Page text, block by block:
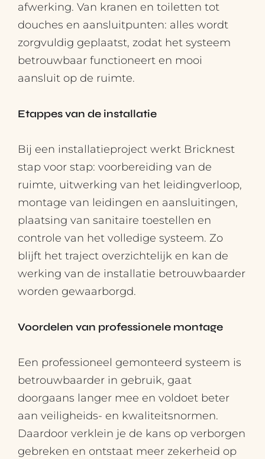
afwerking. Van kranen en toiletten tot
douches en aansluitpunten: alles wordt
zorgvuldig geplaatst, zodat het systeem
betrouwbaar functioneert en mooi
aansluit op de ruimte.
Etappes van de installatie
Bij een installatieproject werkt Bricknest
stap voor stap: voorbereiding van de
ruimte, uitwerking van het leidingverloop,
montage van leidingen en aansluitingen,
plaatsing van sanitaire toestellen en
controle van het volledige systeem. Zo
blijft het traject overzichtelijk en kan de
werking van de installatie betrouwbaarder
worden gewaarborgd.
Voordelen van professionele montage
Een professioneel gemonteerd systeem is
betrouwbaarder in gebruik, gaat
doorgaans langer mee en voldoet beter
aan veiligheids- en kwaliteitsnormen.
Daardoor verklein je de kans op verborgen
gebreken en ontstaat meer zekerheid op